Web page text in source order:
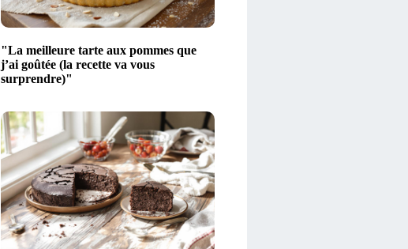
"La meilleure tarte aux pommes que
j’ai goûtée (la recette va vous
surprendre)"